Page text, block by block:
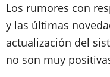
Los rumores con
y las últimas
actualización del
no son muy